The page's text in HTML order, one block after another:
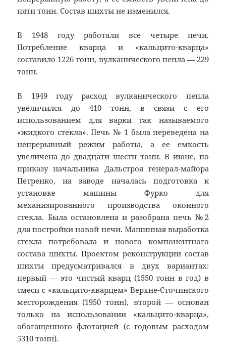
пяти тонн. Состав шихты не изменился.
В 1948 году работали все четыре печи.
Потребление кварца и «кальцито-кварца»
составило 1226 тонн, вулканического пепла — 229
тонн.
В 1949 году расход вулканического пепла
увеличился до 410 тонн, в связи с его
использованием для варки так называемого
«жидкого стекла». Печь № 1 была переведена на
непрерывный режим работы, а ее емкость
увеличена до двадцати шести тонн. В июне, по
приказу начальника Дальстроя генерал-майора
Петренко, на заводе началась подготовка к
установке машины Фурко для
механизированного производства оконного
стекла. Была остановлена и разобрана печь №2
для постройки новой печи. Машинная выработка
стекла потребовала и нового компонентного
состава шихты. Проектом реконструкции состав
шихты предусматривался в двух вариантах:
первый — это чистый кварц (1550 тонн в год) в
смеси с «кальцито-кварцем» Верхне-Сточинского
месторождения (1950 тонн), второй — основан
только на использовании «кальцито-кварца»,
обогащенного флотацией (с годовым расходом
5310 тонн).